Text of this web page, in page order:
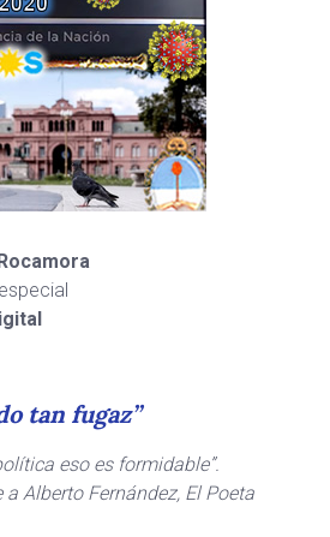
tan fugaz”
eso es formidable”.
Alberto Fernández, El Poeta